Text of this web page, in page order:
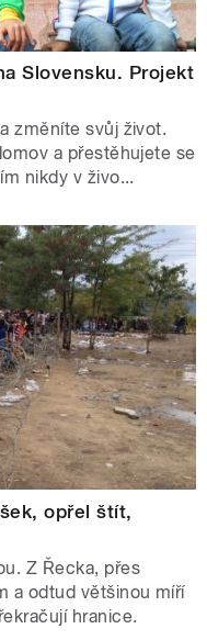
Slovensku. Projekt
změníte svůj život.
a přestěhujete se
nikdy v živo...
opřel štít,
Z Řecka, přes
a odtud většinou míří
hranice.